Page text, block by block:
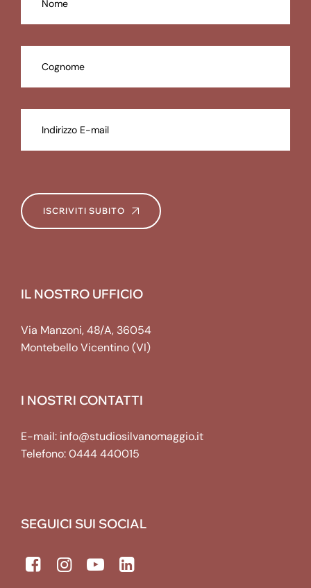
ISCRIVITI SUBITO
IL NOSTRO UFFICIO
Via Manzoni, 48/A, 36054
Montebello Vicentino (VI)
I NOSTRI CONTATTI
E-mail: info@studiosilvanomaggio.it
Telefono:0444 440015
SEGUICI SUI SOCIAL